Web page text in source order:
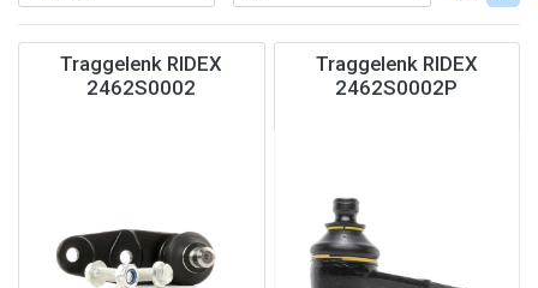
Traggelenk RIDEX
2462S0002
Traggelenk RIDEX
2462S0002P